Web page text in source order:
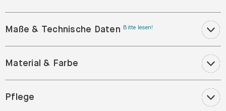
Maße & Technische Daten Bitte lesen!
Material & Farbe
Pflege